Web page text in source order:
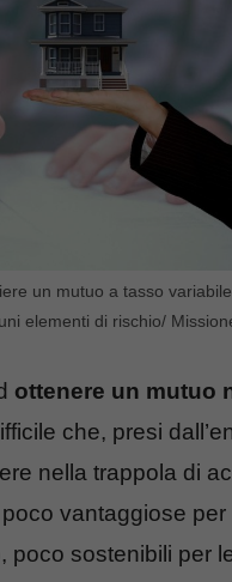
un mutuo a tasso
elementi di rischio/
ottenere un mutuo
che, presi
nella trappola di
vantaggiose per
poco sostenibili per